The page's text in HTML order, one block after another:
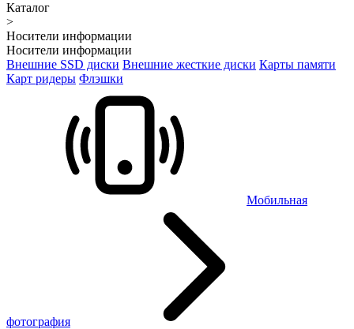
Каталог
>
Носители информации
Носители информации
Внешние SSD диски Внешние жесткие диски Карты памяти
Карт ридеры Флэшки
Мобильная
фотография